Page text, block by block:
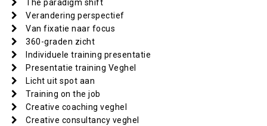
The paradigm shift
Verandering perspectief
Van fixatie naar focus
360-graden zicht
Individuele training presentatie
Presentatie training Veghel
Licht uit spot aan
Training on the job
Creative coaching veghel
Creative consultancy veghel